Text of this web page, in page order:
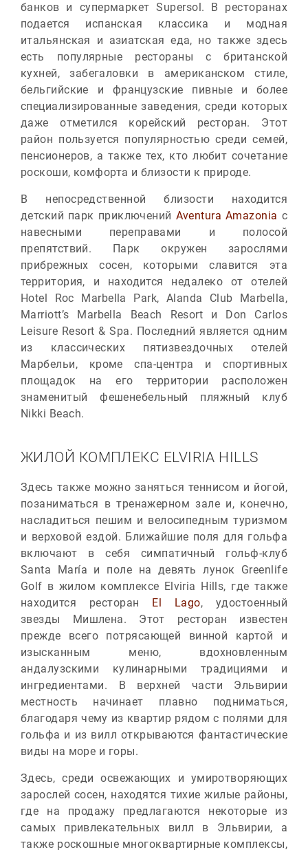
банков и супермаркет Supersol. В ресторанах
подается испанская классика и модная
итальянская и азиатская еда, но также здесь
есть популярные рестораны с британской
кухней, забегаловки в американском стиле,
бельгийские и французские пивные и более
специализированные заведения, среди которых
даже отметился корейский ресторан. Этот
район пользуется популярностью среди семей,
пенсионеров, а также тех, кто любит сочетание
роскоши, комфорта и близости к природе.
В непосредственной близости находится
детский парк приключений Aventura Amazonia с
навесными переправами и полосой
препятствий. Парк окружен зарослями
прибрежных сосен, которыми славится эта
территория, и находится недалеко от отелей
Hotel Roc Marbella Park, Alanda Club Marbella,
Marriott’s Marbella Beach Resort и Don Carlos
Leisure Resort & Spa. Последний является одним
из классических пятизвездочных отелей
Марбельи, кроме спа-центра и спортивных
площадок на его территории расположен
знаменитый фешенебельный пляжный клуб
Nikki Beach.
ЖИЛОЙ КОМПЛЕКС ELVIRIA HILLS
Здесь также можно заняться теннисом и йогой,
позаниматься в тренажерном зале и, конечно,
насладиться пешим и велосипедным туризмом
и верховой ездой. Ближайшие поля для гольфа
включают в себя симпатичный гольф-клуб
Santa María и поле на девять лунок Greenlife
Golf в жилом комплексе Elviria Hills, где также
находится ресторан El Lago, удостоенный
звезды Мишлена. Этот ресторан известен
прежде всего потрясающей винной картой и
изысканным меню, вдохновленным
андалузскими кулинарными традициями и
ингредиентами. В верхней части Эльвирии
местность начинает плавно подниматься,
благодаря чему из квартир рядом с полями для
гольфа и из вилл открываются фантастические
виды на море и горы.
Здесь, среди освежающих и умиротворяющих
зарослей сосен, находятся тихие жилые районы,
где на продажу предлагаются некоторые из
самых привлекательных вилл в Эльвирии, а
также роскошные многоквартирные комплексы,